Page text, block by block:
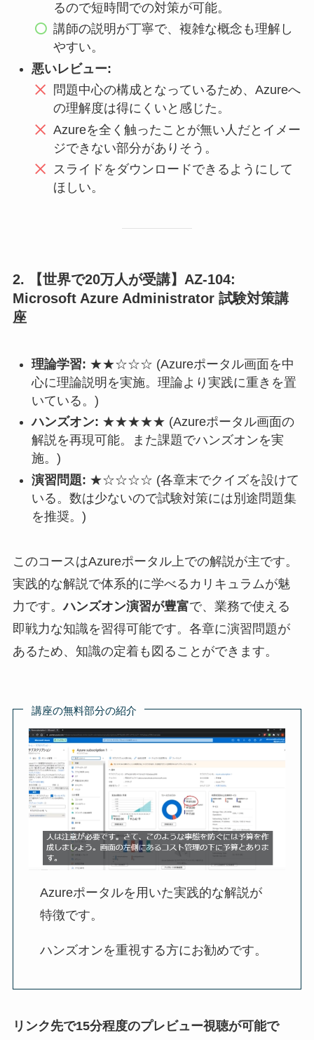
るので短時間での対策が可能。
講師の説明が丁寧で、複雑な概念も理解し
やすい。
悪いレビュー:
問題中心の構成となっているため、Azureへ
の理解度は得にくいと感じた。
Azureを全く触ったことが無い人だとイメー
ジできない部分がありそう。
スライドをダウンロードできるようにして
ほしい。
2. 【世界で20万人が受講】AZ-104:
Microsoft Azure Administrator 試験対策講
座
理論学習: ★★☆☆☆ (Azureポータル画面を中
心に理論説明を実施。理論より実践に重きを置
いている。)
ハンズオン: ★★★★★ (Azureポータル画面の
解説を再現可能。また課題でハンズオンを実
施。)
演習問題: ★☆☆☆☆ (各章末でクイズを設けて
いる。数は少ないので試験対策には別途問題集
を推奨。)
このコースはAzureポータル上での解説が主です。
実践的な解説で体系的に学べるカリキュラムが魅
力です。ハンズオン演習が豊富で、業務で使える
即戦力な知識を習得可能です。各章に演習問題が
あるため、知識の定着も図ることができます。
講座の無料部分の紹介
Azureポータルを用いた実践的な解説が
特徴です。
ハンズオンを重視する方にお勧めです。
リンク先で15分程度のプレビュー視聴が可能で